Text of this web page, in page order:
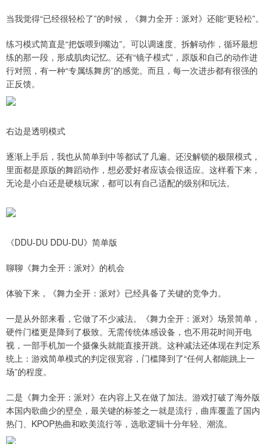
当我觉得“已经很轻松了”的时候，《舞力全开：派对》还能“更轻松”。
练习模式简直是“把饭喂到嘴边”。可以调速度、拆解动作，循环最想
练的那一段，形成肌肉记忆。还有“镜子模式”，原版和自己的动作进
行对照，有一种“专属练舞房”的感觉。而且，每一次进步都有很强的
正反馈。
右边是透明模式
逐渐上手后，我也从简单到中等都试了几遍。还没解锁的极限模式，
里面都是原版的舞蹈动作，想必爱好者应该会很适应。这样看下来，
无论是小白还是硬核玩家，都可以有自己适配的级别和玩法。
《DDU-DU DDU-DU》简单版
聊聊《舞力全开：派对》的机会
体验下来，《舞力全开：派对》已经具备了关键的竞争力。
一是从外部来看，它做了不少减法。《舞力全开：派对》场景简单，
硬件门槛更是降到了极致。无需传统体感设备，也不用花时间开电
视，一部手机加一个摄像头就能直接开跳。这种减法还体现在判定系
统上：游戏简单模式的判定很宽容，门槛降到了“任何人都能跳上一
场”的程度。
二是《舞力全开：派对》在内容上又在做了加法。游戏打破了海外版
本国内歌曲少的壁垒，最关键的标签之一就是流行，曲库覆盖了国内
热门、KPOP热曲和欧美流行等，选歌逻辑十分年轻、潮流。